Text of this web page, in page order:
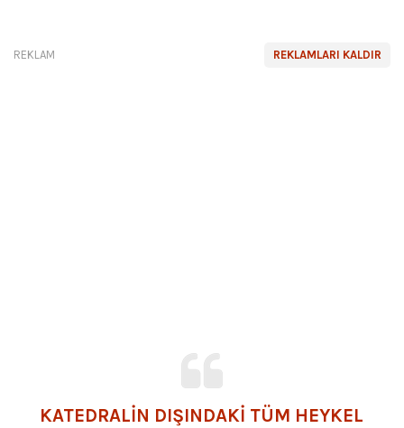
REKLAMLARI KALDIR
REKLAM
KATEDRALİN DIŞINDAKİ TÜM HEYKEL